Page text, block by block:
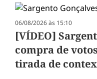
06/08/2026 às 15:10
[VÍDEO]
compra de
tirada de